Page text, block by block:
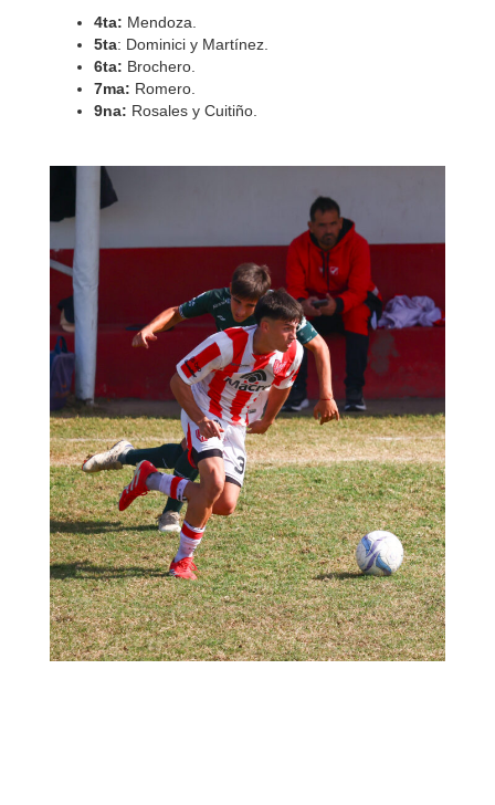
4ta: Mendoza.
5ta: Dominici y Martínez.
6ta: Brochero.
7ma: Romero.
9na: Rosales y Cuitiño.